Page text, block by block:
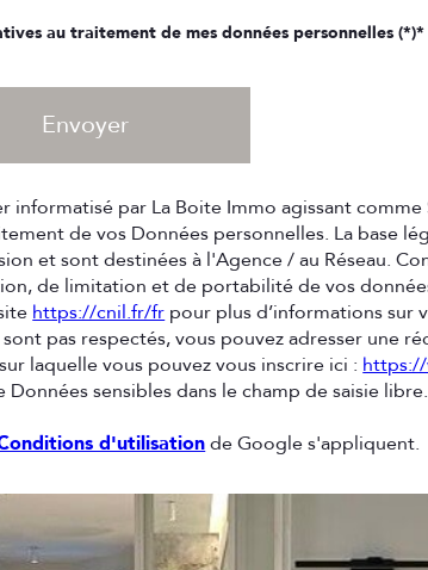
au traitement de mes données personnelles (*)*
Envoyer
par La Boite Immo agissant
de vos Données personnelles. La base
et sont destinées à l'Agence / au Réseau.
de limitation et de portabilité de vos
https://cnil.fr/fr pour plus d’informations sur
pas respectés, vous pouvez adresser une
laquelle vous pouvez vous inscrire ici :
sensibles dans le champ de saisie libre.
d'utilisationde Google s'appliquent.